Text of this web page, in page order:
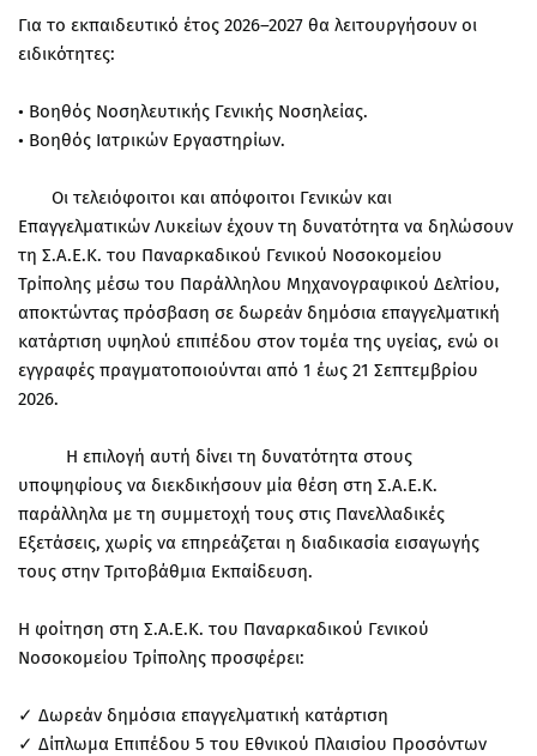
Για το εκπαιδευτικό έτος 2026–2027 θα λειτουργήσουν οι
ειδικότητες:
• Βοηθός Νοσηλευτικής Γενικής Νοσηλείας.
• Βοηθός Ιατρικών Εργαστηρίων.
Οι τελειόφοιτοι και απόφοιτοι Γενικών και
Επαγγελματικών Λυκείων έχουν τη δυνατότητα να δηλώσουν
τη Σ.Α.Ε.Κ. του Παναρκαδικού Γενικού Νοσοκομείου
Τρίπολης μέσω του Παράλληλου Μηχανογραφικού Δελτίου,
αποκτώντας πρόσβαση σε δωρεάν δημόσια επαγγελματική
κατάρτιση υψηλού επιπέδου στον τομέα της υγείας, ενώ οι
εγγραφές πραγματοποιούνται από 1 έως 21 Σεπτεμβρίου
2026.
Η επιλογή αυτή δίνει τη δυνατότητα στους
υποψηφίους να διεκδικήσουν μία θέση στη Σ.Α.Ε.Κ.
παράλληλα με τη συμμετοχή τους στις Πανελλαδικές
Εξετάσεις, χωρίς να επηρεάζεται η διαδικασία εισαγωγής
τους στην Τριτοβάθμια Εκπαίδευση.
Η φοίτηση στη Σ.Α.Ε.Κ. του Παναρκαδικού Γενικού
Νοσοκομείου Τρίπολης προσφέρει:
✓ Δωρεάν δημόσια επαγγελματική κατάρτιση
✓ Δίπλωμα Επιπέδου 5 του Εθνικού Πλαισίου Προσόντων